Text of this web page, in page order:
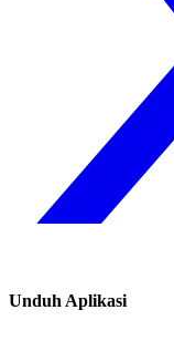
Unduh Aplikasi